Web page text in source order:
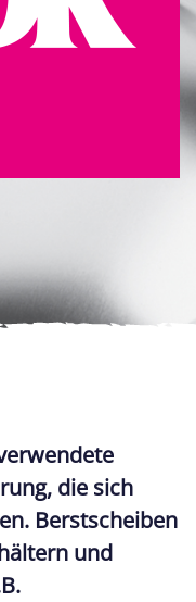
die sich
Berstscheiben
und